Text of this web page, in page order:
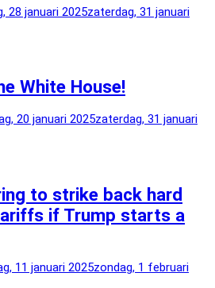
28 januari 2025zaterdag, 31 januari
White House!
20 januari 2025zaterdag, 31 januari
to strike back hard
if Trump starts a
11 januari 2025zondag, 1 februari